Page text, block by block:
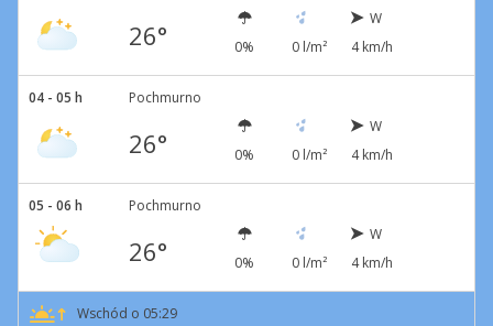
26° 0% 0 l/m²
W
4 km/h
04 - 05 h Pochmurno
26° 0% 0 l/m²
W
4 km/h
05 - 06 h Pochmurno
26° 0% 0 l/m²
W
4 km/h
Wschód o 05:29